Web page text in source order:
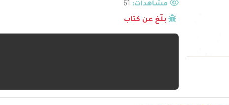
مشاهدات:
بلّغ عن كتاب